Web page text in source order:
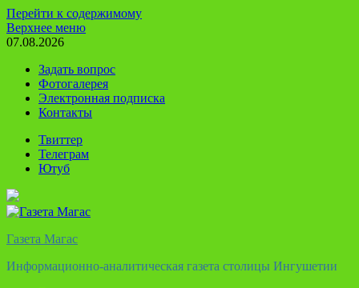
Перейти к содержимому
Верхнее меню
07.08.2026
Задать вопрос
Фотогалерея
Электронная подписка
Контакты
Твиттер
Телеграм
Ютуб
Газета Магас
Информационно-аналитическая газета столицы Ингушетии